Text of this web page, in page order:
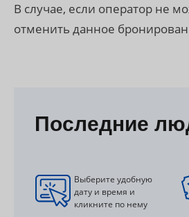
В случае, если оператор не
отменить данное
Последние
Выберите удобную
дату и время и
кликните по нему